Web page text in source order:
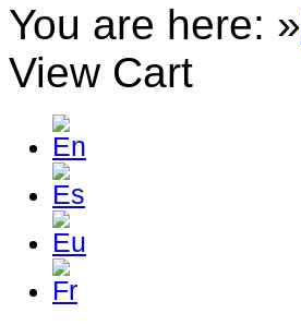
You are here: »
View Cart